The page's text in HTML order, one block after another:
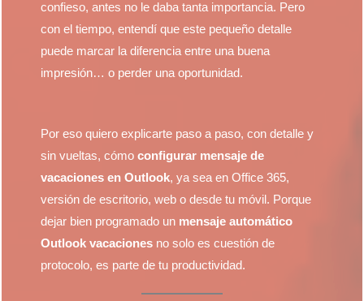
confieso, antes no le daba tanta importancia. Pero
con el tiempo, entendí que este pequeño detalle
puede marcar la diferencia entre una buena
impresión… o perder una oportunidad.
Por eso quiero explicarte paso a paso, con detalle y
sin vueltas, cómoconfigurar mensaje de
vacaciones en Outlook, ya sea en Office 365,
versión de escritorio, web o desde tu móvil. Porque
dejar bien programado un mensaje automático
Outlook vacaciones no solo es cuestión de
protocolo, es parte de tu productividad.